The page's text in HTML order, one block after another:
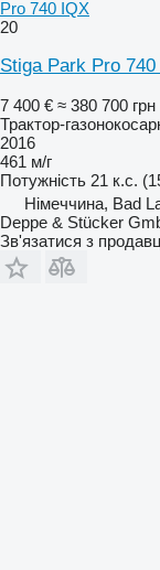
Pro 740 IQX
20
Stiga Park Pro
7 400 € ≈ 380 700 грн
Трактор-
2016
461 м/г
Потужність 21 к.с.
Німеччина, Bad
Deppe & Stücker
Зв'язатися з